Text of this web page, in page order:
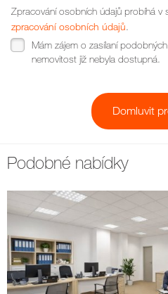
Zpracování osobních údajů probíhá v
zpracování osobních údajů.
Mám zájem o zasílaní
nemovitost již nebyla dostupná.
Podobné nabídky